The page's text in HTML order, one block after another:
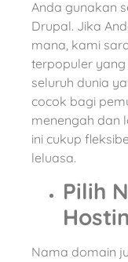
Anda gunakan
Drupal. Jika
mana, kami
terpopuler
seluruh dunia
cocok bagi
menengah dan
ini cukup
leluasa.
Pilih
Nama domain